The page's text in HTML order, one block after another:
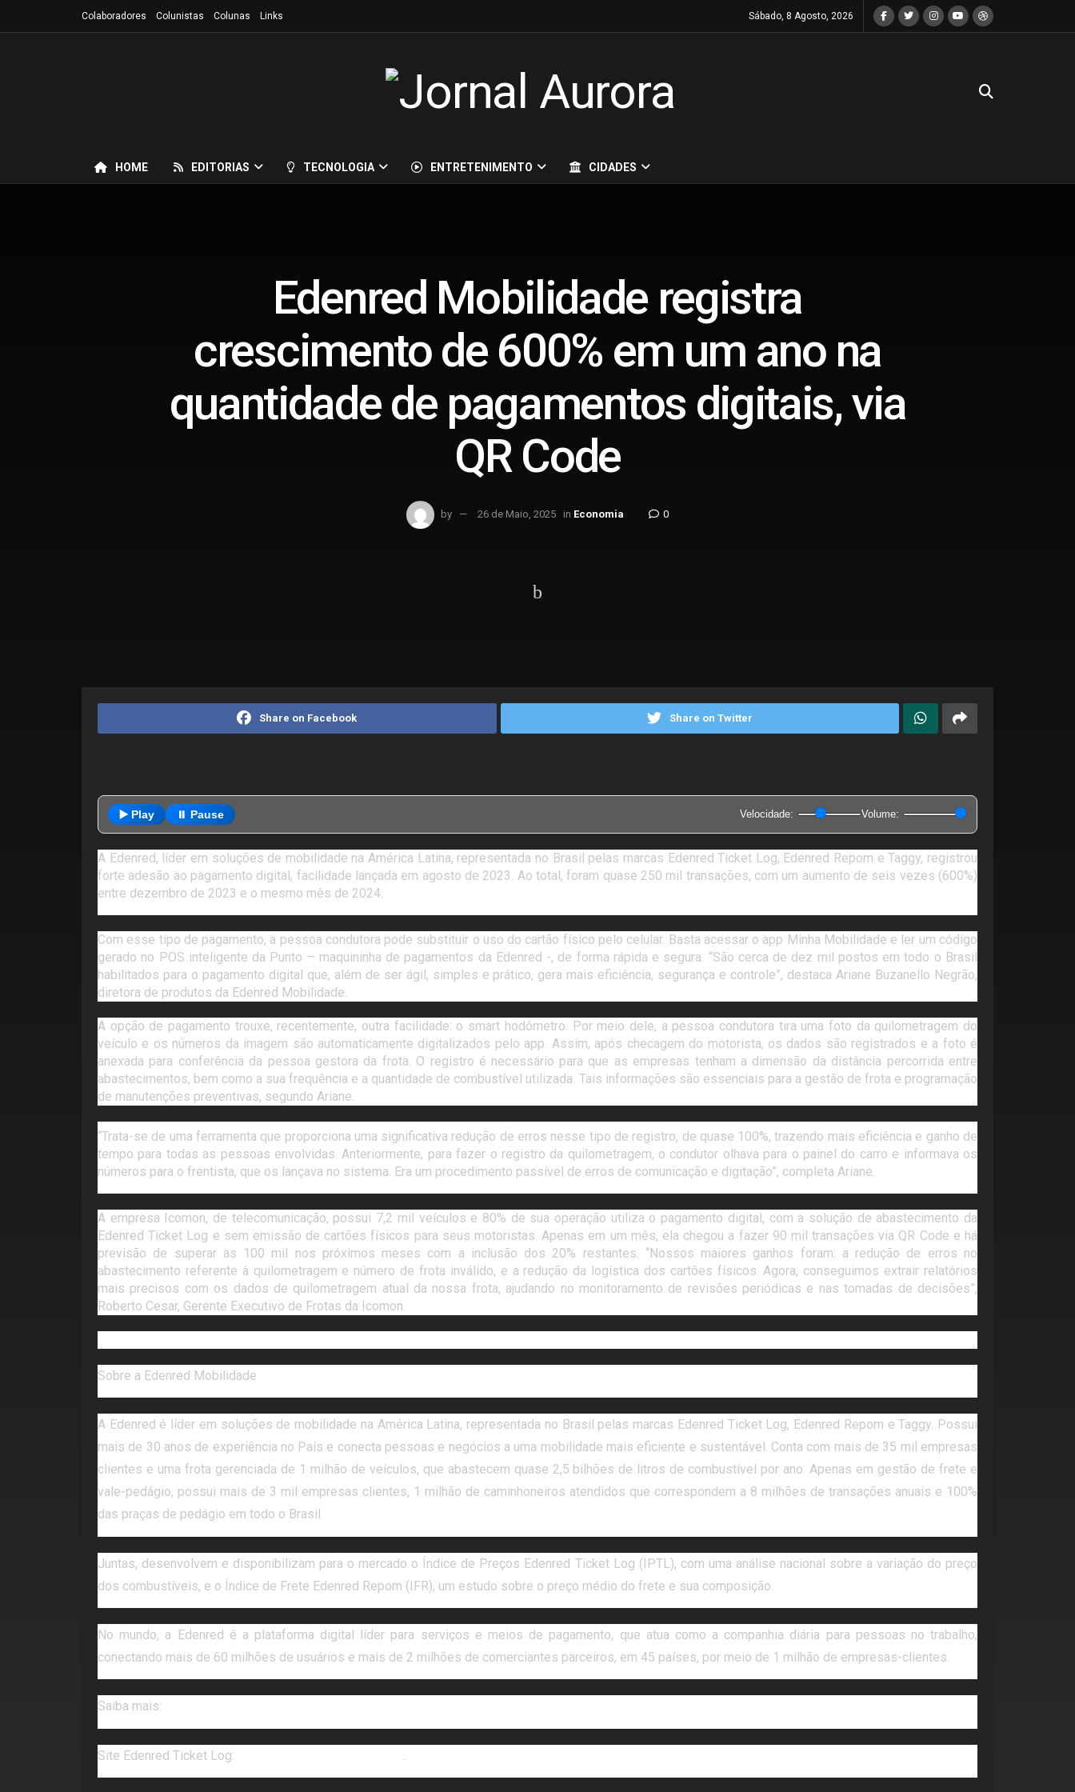
Colaboradores Colunistas Colunas Links Sábado, 8 Agosto, 2026
HOME EDITORIAS TECNOLOGIA ENTRETENIMENTO CIDADES
Edenred Mobilidade registra
crescimento de 600% em um ano na
quantidade de pagamentos digitais, via
QR Code
by 26 de Maio, 2025 in Economia 0
Share on Facebook Share on Twitter
▶️ Play ⏸️ Pause Velocidade: Volume:
A Edenred, líder em soluções de mobilidade na América Latina, representada no Brasil pelas marcas Edenred Ticket Log, Edenred Repom e Taggy, registrou
forte adesão ao pagamento digital, facilidade lançada em agosto de 2023. Ao total, foram quase 250 mil transações, com um aumento de seis vezes (600%)
entre dezembro de 2023 e o mesmo mês de 2024.
Com esse tipo de pagamento, a pessoa condutora pode substituir o uso do cartão físico pelo celular. Basta acessar o app Minha Mobilidade e ler um código
gerado no POS inteligente da Punto – maquininha de pagamentos da Edenred -, de forma rápida e segura. “São cerca de dez mil postos em todo o Brasil
habilitados para o pagamento digital que, além de ser ágil, simples e prático, gera mais eficiência, segurança e controle”, destaca Ariane Buzanello Negrão,
diretora de produtos da Edenred Mobilidade.
A opção de pagamento trouxe, recentemente, outra facilidade: o smart hodômetro. Por meio dele, a pessoa condutora tira uma foto da quilometragem do
veículo e os números da imagem são automaticamente digitalizados pelo app. Assim, após checagem do motorista, os dados são registrados e a foto é
anexada para conferência da pessoa gestora da frota. O registro é necessário para que as empresas tenham a dimensão da distância percorrida entre
abastecimentos, bem como a sua frequência e a quantidade de combustível utilizada. Tais informações são essenciais para a gestão de frota e programação
de manutenções preventivas, segundo Ariane.
“Trata-se de uma ferramenta que proporciona uma significativa redução de erros nesse tipo de registro, de quase 100%, trazendo mais eficiência e ganho de
tempo para todas as pessoas envolvidas. Anteriormente, para fazer o registro da quilometragem, o condutor olhava para o painel do carro e informava os
números para o frentista, que os lançava no sistema. Era um procedimento passível de erros de comunicação e digitação”, completa Ariane.
A empresa Icomon, de telecomunicação, possui 7,2 mil veículos e 80% de sua operação utiliza o pagamento digital, com a solução de abastecimento da
Edenred Ticket Log e sem emissão de cartões físicos para seus motoristas. Apenas em um mês, ela chegou a fazer 90 mil transações via QR Code e há
previsão de superar as 100 mil nos próximos meses com a inclusão dos 20% restantes. “Nossos maiores ganhos foram: a redução de erros no
abastecimento referente à quilometragem e número de frota inválido, e a redução da logística dos cartões físicos. Agora, conseguimos extrair relatórios
mais precisos com os dados de quilometragem atual da nossa frota, ajudando no monitoramento de revisões periódicas e nas tomadas de decisões”,
Roberto Cesar, Gerente Executivo de Frotas da Icomon.
Sobre a Edenred Mobilidade
A Edenred é líder em soluções de mobilidade na América Latina, representada no Brasil pelas marcas Edenred Ticket Log, Edenred Repom e Taggy. Possui
mais de 30 anos de experiência no País e conecta pessoas e negócios a uma mobilidade mais eficiente e sustentável. Conta com mais de 35 mil empresas
clientes e uma frota gerenciada de 1 milhão de veículos, que abastecem quase 2,5 bilhões de litros de combustível por ano. Apenas em gestão de frete e
vale-pedágio, possui mais de 3 mil empresas clientes, 1 milhão de caminhoneiros atendidos que correspondem a 8 milhões de transações anuais e 100%
das praças de pedágio em todo o Brasil.
Juntas, desenvolvem e disponibilizam para o mercado o Índice de Preços Edenred Ticket Log (IPTL), com uma análise nacional sobre a variação do preço
dos combustíveis, e o Índice de Frete Edenred Repom (IFR), um estudo sobre o preço médio do frete e sua composição.
No mundo, a Edenred é a plataforma digital líder para serviços e meios de pagamento, que atua como a companhia diária para pessoas no trabalho,
conectando mais de 60 milhões de usuários e mais de 2 milhões de comerciantes parceiros, em 45 países, por meio de 1 milhão de empresas-clientes.
Saiba mais:
Site Edenred Ticket Log: